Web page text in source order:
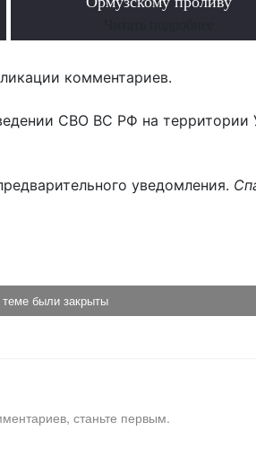
комментариев.
СВО ВС РФ на
уведомления.
были закрыты
станьте первым.